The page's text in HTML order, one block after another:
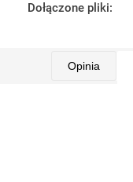
Dołączone pliki:
Opinia